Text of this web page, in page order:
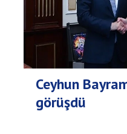
Ceyhun
görüşdü